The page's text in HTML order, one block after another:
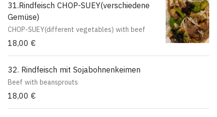
31.Rindfeisch CHOP-SUEY(verschiedene
Gemüse)
CHOP-SUEY(different vegetables) with beef
18,00 €
32. Rindfeisch mit Sojabohnenkeimen
Beef with beansprouts
18,00 €